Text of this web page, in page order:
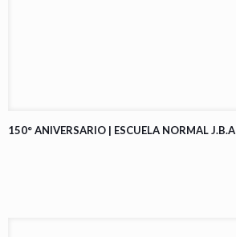
150° ANIVERSARIO | ESCUELA NORMAL J.B.A